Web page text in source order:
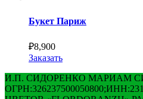
Букет Париж
₽8,900
Заказать
И.П. СИДОРЕНКО МАРИАМ